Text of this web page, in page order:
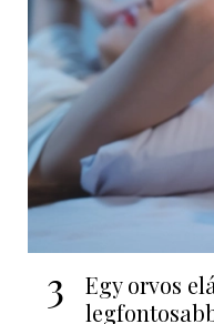
3
Egy orvos